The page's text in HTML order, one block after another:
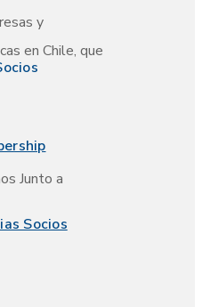
Socios
y
en Chile, que
Junto a